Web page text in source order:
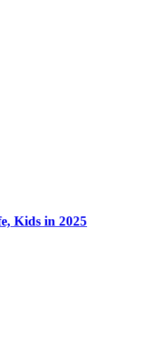
Kids in 2025